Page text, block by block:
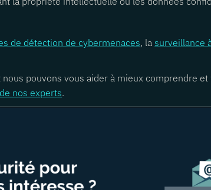
de détection de cybermenaces, la surveillance
pouvons vous aider à mieux comprendre
nos experts.